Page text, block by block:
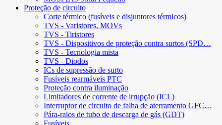
Proteção de circuito
Corte térmico (fusíveis e disjuntores térmicos)
TVS - Varistores, MOVs
TVS - Tiristores
TVS - Dispositivos de proteção contra surtos (SPD…
TVS - Tecnologia mista
TVS - Diodos
ICs de supressão de surto
Fusíveis rearmáveis ​​PTC
Proteção contra iluminação
Limitadores de corrente de irrupção (ICL)
Interruptor de circuito de falha de aterramento GFC…
Pára-raios de tubo de descarga de gás (GDT)
Fusíveis